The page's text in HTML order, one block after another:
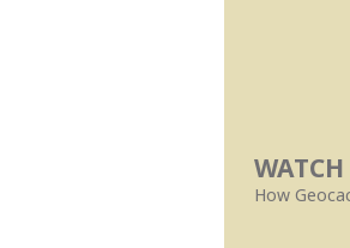
WATCH
How